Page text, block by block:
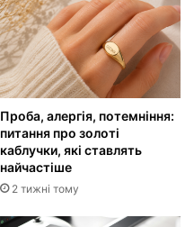
Проба, алергія, потемніння:
питання про золоті
каблучки, які ставлять
найчастіше
2 тижні тому